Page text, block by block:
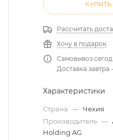
КУПИТЬ
Рассчитать
Хочу в подарок
Самовывоз
Доставка завтра
Характеристики
Страна — Чехия
Производитель —
Holding AG